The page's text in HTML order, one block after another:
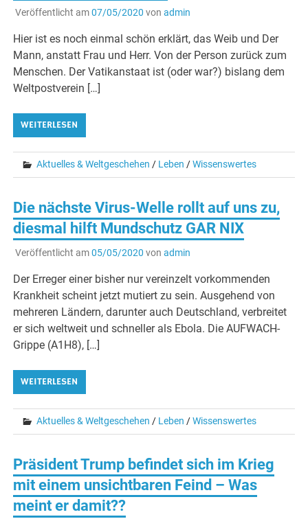
Veröffentlicht am07/05/2020 von admin
Hier ist es noch einmal schön erklärt, das Weib und Der
Mann, anstatt Frau und Herr. Von der Person zurück zum
Menschen. Der Vatikanstaat ist (oder war?) bislang dem
Weltpostverein […]
WEITERLESEN
Aktuelles & Weltgeschehen / Leben /Wissenswertes
Die nächste Virus-Welle rollt auf uns zu,
diesmal hilft Mundschutz GAR NIX
Veröffentlicht am05/05/2020 von admin
Der Erreger einer bisher nur vereinzelt vorkommenden
Krankheit scheint jetzt mutiert zu sein. Ausgehend von
mehreren Ländern, darunter auch Deutschland, verbreitet
er sich weltweit und schneller als Ebola. Die AUFWACH-
Grippe (A1H8), […]
WEITERLESEN
Aktuelles & Weltgeschehen / Leben /Wissenswertes
Präsident Trump befindet sich im Krieg
mit einem unsichtbaren Feind – Was
meint er damit??